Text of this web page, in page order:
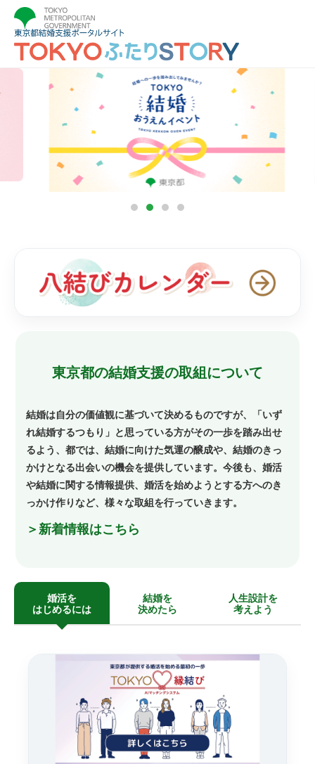
東京都の結婚支援の取組について
結婚は自分の価値観に基づいて決めるものですが、「いず
れ結婚するつもり」と思っている方がその一歩を踏み出せ
るよう、都では、結婚に向けた気運の醸成や、結婚のきっ
かけとなる出会いの機会を提供しています。今後も、婚活
や結婚に関する情報提供、婚活を始めようとする方へのき
っかけ作りなど、様々な取組を行っていきます。
＞新着情報はこちら
婚活を
はじめるには
結婚を
決めたら
人生設計を
考えよう